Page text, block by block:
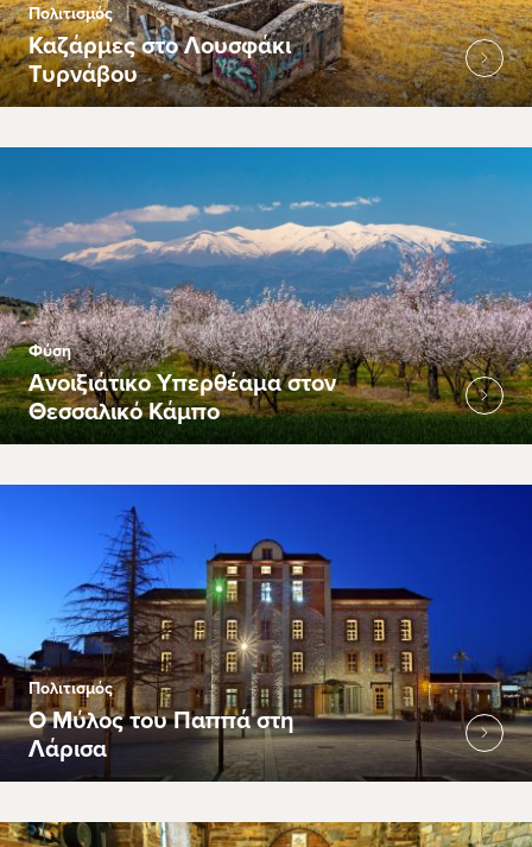
Πολιτισμός
Καζάρμες στο Λουσφάκι
Τυρνάβου
Φύση
Ανοιξιάτικο Υπερθέαμα στον
Θεσσαλικό Κάμπο
Πολιτισμός
Ο Μύλος του Παππά στη
Λάρισα